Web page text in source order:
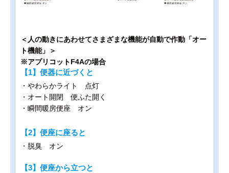
＜人の動きにあわせてさまざまな機能が自動で作動「オー
ト機能」＞
※アプリコットF4Aの場合
【1】便器に近づくと
・やわらかライト 点灯
・オート開閉 便ふた開く
・瞬間暖房便座 オン
【2】便座に座ると
・脱臭 オン
【3】便座から立つと